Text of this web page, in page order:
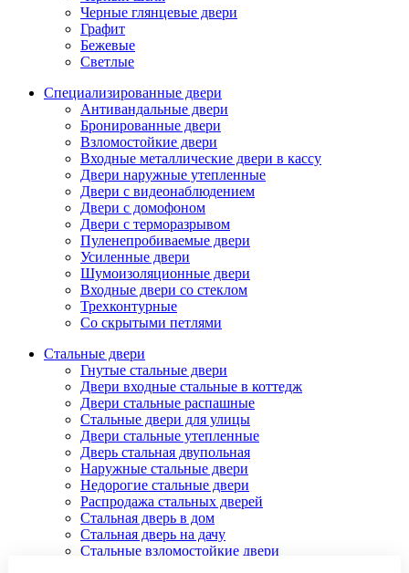
Черные глянцевые двери
Графит
Бежевые
Светлые
Специализированные двери
Антивандальные двери
Бронированные двери
Взломостойкие двери
Входные металлические двери в кассу
Двери наружные утепленные
Двери с видеонаблюдением
Двери с домофоном
Двери с терморазрывом
Пуленепробиваемые двери
Усиленные двери
Шумоизоляционные двери
Входные двери со стеклом
Трехконтурные
Со скрытыми петлями
Стальные двери
Гнутые стальные двери
Двери входные стальные в коттедж
Двери стальные распашные
Стальные двери для улицы
Двери стальные утепленные
Дверь стальная двупольная
Наружные стальные двери
Недорогие стальные двери
Распродажа стальных дверей
Стальная дверь в дом
Стальная дверь на дачу
Стальные взломостойкие двери